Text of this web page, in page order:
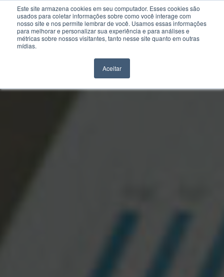
Este site armazena cookies em seu computador. Esses cookies são
usados para coletar informações sobre como você interage com
nosso site e nos permite lembrar de você. Usamos essas informações
para melhorar e personalizar sua experiência e para análises e
métricas sobre nossos visitantes, tanto nesse site quanto em outras
mídias.
Aceitar